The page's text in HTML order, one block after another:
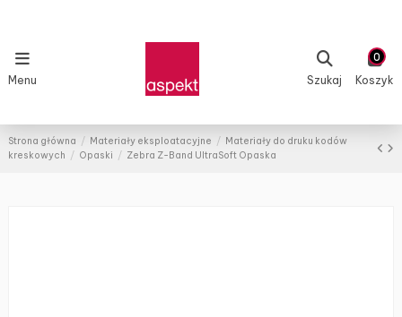
Menu Szukaj
0
Koszyk
Strona główna Materiały eksploatacyjne
Materiały do druku kodów
kreskowych
Opaski Zebra Z-Band UltraSoft Opaska